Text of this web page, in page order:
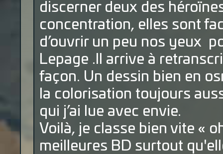
discerner deux des
concentration, elles sont
d’ouvrir un peu nos yeux
Lepage .Il arrive à
façon. Un dessin bien en
la colorisation toujours
qui j’ai lue avec envie.
Voilà, je classe bien vite «
meilleures BD surtout